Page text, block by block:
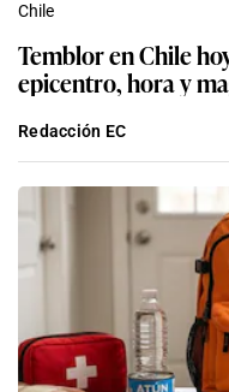
Chile
Temblor en Chile
epicentro, hora y
Redacción EC